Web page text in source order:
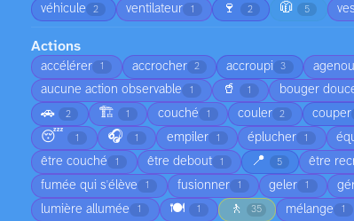
véhicule 2 ventilateur 1 🍷 2 🧥 5
Actions
accélérer 1 accrocher 2 accroupi 3
aucune action observable 1 🥤 1 bouger
🚗 2 🏗️ 1 couché 1 couler 2 couper
😴 1 🎧 1 empiler 1 éplucher 1
être couché 1 être debout 1 📍 5 être
fumée qui s'élève 1 fusionner 1 geler 1
lumière allumée 1 🍽️ 1 🚶 35 mélange 1